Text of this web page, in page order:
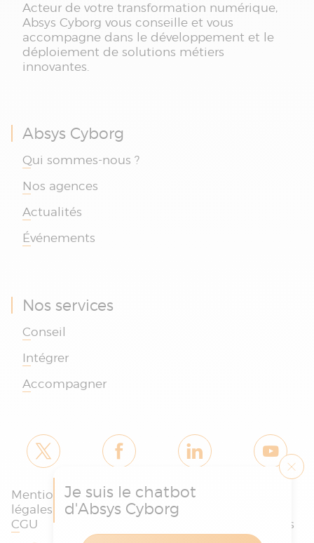
Acteur de votre transformation numérique,
Absys Cyborg vous conseille et vous
accompagne dans le développement et le
déploiement de solutions métiers
innovantes.
Absys Cyborg
Qui sommes-nous ?
Nos agences
Actualités
Événements
Nos services
Conseil
Intégrer
Accompagner
Mentions
légales et
CGU
Politique des
cookies et de
des données
Je suis le chatbot
d'Absys Cyborg